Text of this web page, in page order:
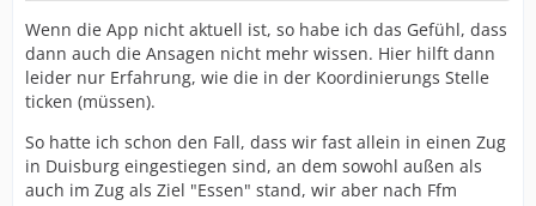
Wenn die App nicht aktuell ist, so habe ich das Gefühl, dass
dann auch die Ansagen nicht mehr wissen. Hier hilft dann
leider nur Erfahrung, wie die in der Koordinierungs Stelle
ticken (müssen).
So hatte ich schon den Fall, dass wir fast allein in einen Zug
in Duisburg eingestiegen sind, an dem sowohl außen als
auch im Zug als Ziel "Essen" stand, wir aber nach Ffm